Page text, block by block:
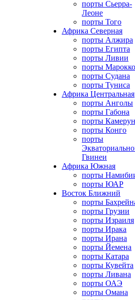
порты Сьерра-
Леоне
порты Того
Африка Северная
порты Алжира
порты Египта
порты Ливии
порты Марокко
порты Судана
порты Туниса
Африка Центральная
порты Анголы
порты Габона
порты
порты Конго
порты
Гвинеи
Африка Южная
порты
порты ЮАР
Восток Ближний
порты
порты Грузии
порты Израиля
порты Ирака
порты Ирана
порты Йемена
порты Катара
порты Кувейта
порты Ливана
порты ОАЭ
порты Омана